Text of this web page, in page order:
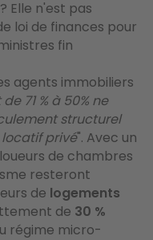
Elle n'est pas
loi de finances pour
fin
agents immobiliers
71 % à 50% ne
structurel
privé". Avec un
de chambres
resteront
de logements
de 30 %
régime micro-